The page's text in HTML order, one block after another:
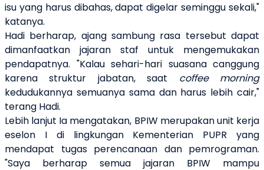
isu yang harus dibahas, dapat digelar seminggu sekali,"
katanya.
Hadi berharap, ajang sambung rasa tersebut dapat
dimanfaatkan jajaran staf untuk mengemukakan
pendapatnya. "Kalau sehari-hari suasana canggung
karena struktur jabatan, saat coffee morning
kedudukannya semuanya sama dan harus lebih cair,"
terang Hadi.
Lebih lanjut Ia mengatakan, BPIW merupakan unit kerja
eselon I di lingkungan Kementerian PUPR yang
mendapat tugas perencanaan dan pemrograman.
"Saya berharap semua jajaran BPIW mampu